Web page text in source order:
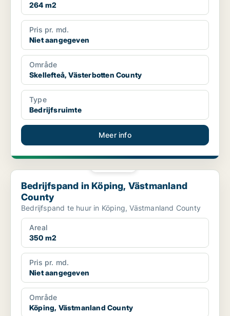
264 m2
Pris pr. md.
Niet aangegeven
Område
Skellefteå, Västerbotten County
Type
Bedrijfsruimte
Meer info
Bedrijfspand in Köping, Västmanland County
Bedrijfspand in Köping, Västmanland
County
Bedrijfspand te huur in Köping, Västmanland County
Areal
350 m2
Pris pr. md.
Niet aangegeven
Område
Köping, Västmanland County